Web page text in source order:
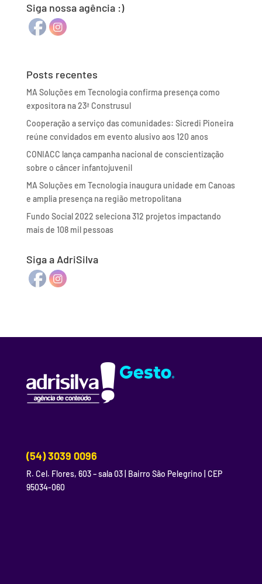
Siga nossa agência :)
Posts recentes
MA Soluções em Tecnologia confirma presença como
expositora na 23ª Construsul
Cooperação a serviço das comunidades: Sicredi Pioneira
reúne convidados em evento alusivo aos 120 anos
CONIACC lança campanha nacional de conscientização
sobre o câncer infantojuvenil
MA Soluções em Tecnologia inaugura unidade em Canoas
e amplia presença na região metropolitana
Fundo Social 2022 seleciona 312 projetos impactando
mais de 108 mil pessoas
Siga a AdriSilva
(54) 3039 0096
R. Cel. Flores, 603 – sala 03 | Bairro São Pelegrino | CEP
95034-060